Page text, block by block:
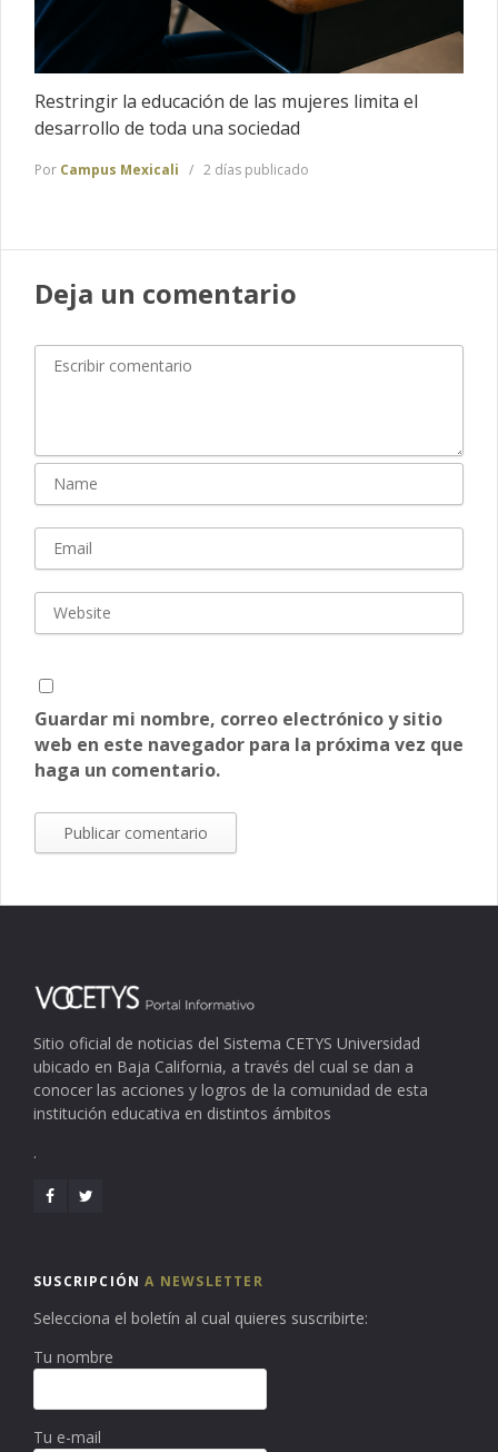
Restringir la educación de las mujeres limita el
desarrollo de toda una sociedad
Por Campus Mexicali 2 días publicado
Deja un comentario
Guardar mi nombre, correo electrónico y sitio
web en este navegador para la próxima vez que
haga un comentario.
Sitio oficial de noticias del Sistema CETYS Universidad
ubicado en Baja California, a través del cual se dan a
conocer las acciones y logros de la comunidad de esta
institución educativa en distintos ámbitos
.
SUSCRIPCIÓNA NEWSLETTER
Selecciona el boletín al cual quieres suscribirte:
Tu nombre
Tu e-mail